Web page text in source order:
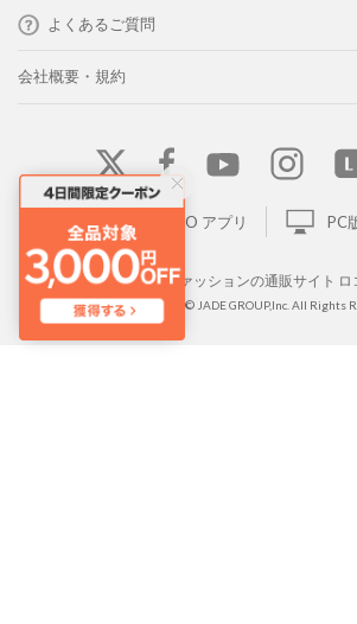
よくあるご質問
会社概要・規約
LOCONDO アプリ PC
靴とファッションの通販サイト ロ
Copyright © JADE GROUP,Inc. All Rights